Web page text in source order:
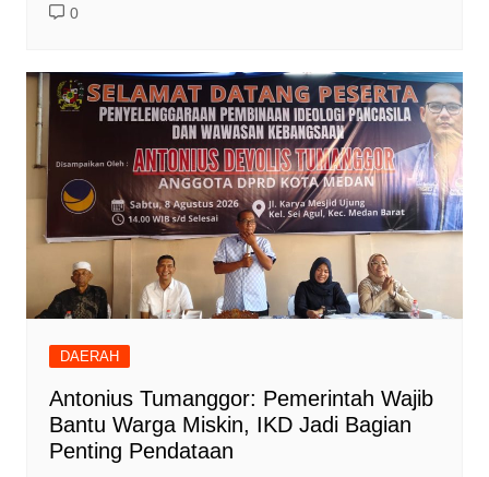
0
DAERAH
Antonius Tumanggor: Pemerintah Wajib
Bantu Warga Miskin, IKD Jadi Bagian
Penting Pendataan